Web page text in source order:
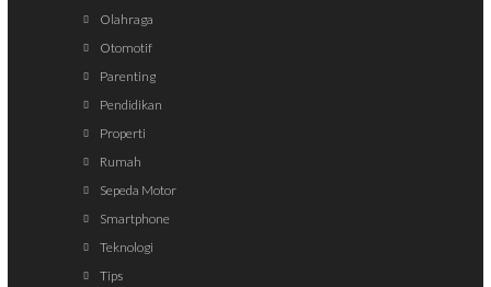
Olahraga
Otomotif
Parenting
Pendidikan
Properti
Rumah
Sepeda Motor
Smartphone
Teknologi
Tips